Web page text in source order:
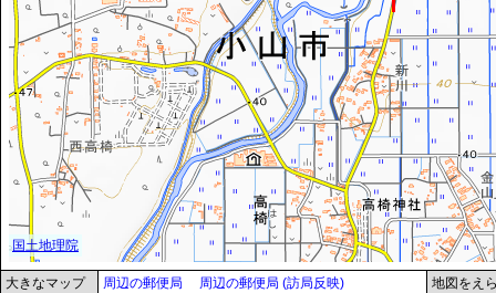
大きなマップ 周辺の郵便局 周辺の郵便局 (訪局反映) 地図をえ